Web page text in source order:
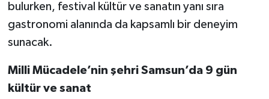
bulurken, festival kültür ve sanatın yanı sıra
gastronomi alanında da kapsamlı bir deneyim
sunacak.
Milli Mücadele’nin şehri Samsun’da 9 gün
kültür ve sanat